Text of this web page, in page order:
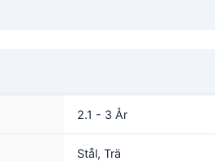
2.1 - 3 År
Stål, Trä